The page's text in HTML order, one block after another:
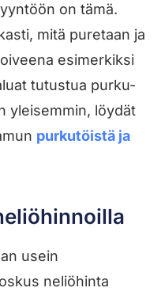
on tämä.
mitä puretaan ja
esimerkiksi
tutustua purku-
yleisemmin, löydät
purkutöistä ja
usein
neliöhinta